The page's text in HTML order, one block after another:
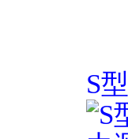
S型